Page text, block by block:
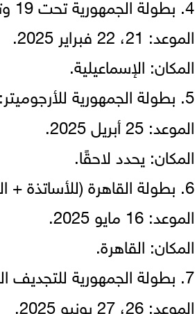
الموعد: 21، 22 فبراير 2025.
المكان: الإسماعيلية.
5. بطولة الجمهورية للأرجوميتر:
الموعد: 25 أبريل 2025.
المكان: يحدد لاحقًا.
6. بطولة القاهرة (للأساتذة + الأكاديميات + الهواة):
الموعد: 16 مايو 2025.
المكان: القاهرة.
7. بطولة الجمهورية للتجديف المجمعة (ما عدا الناشئين):
الموعد: 26، 27 يونيو 2025.